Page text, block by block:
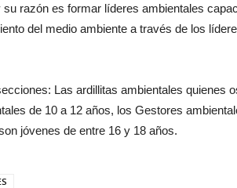
razón es formar líderes ambientales
del medio ambiente a través de los
Las ardillitas ambientales quienes
de 10 a 12 años, los Gestores
jóvenes de entre 16 y 18 años.